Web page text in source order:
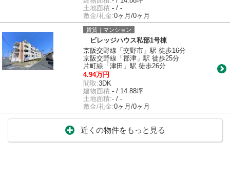
土地面積:- / -
敷金/礼金:0ヶ月/0ヶ月
賃貸｜マンション
ビレッジハウス私部1号棟
京阪交野線「交野市」駅 徒歩16分
京阪交野線「郡津」駅 徒歩25分
片町線「津田」駅 徒歩26分
4.94万円
間取:3DK
建物面積:- / 14.88坪
土地面積:- / -
敷金/礼金:0ヶ月/0ヶ月
近くの物件をもっと見る